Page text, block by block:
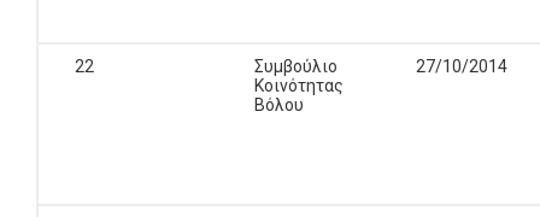
22
Συμβούλιο
Κοινότητας
Βόλου
27/10/2014